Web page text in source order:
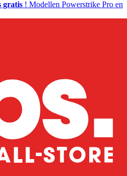
gratis ! Modellen Powerstrike Pro en